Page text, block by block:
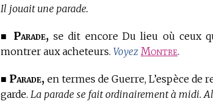
Il jouait une parade.
■ Parade, se dit encore Du lieu où ceux
montrer aux acheteurs. Voyez Montre.
■ Parade, entermes de Guerre, L’espèce de
garde. La parade se fait ordinairement à midi.